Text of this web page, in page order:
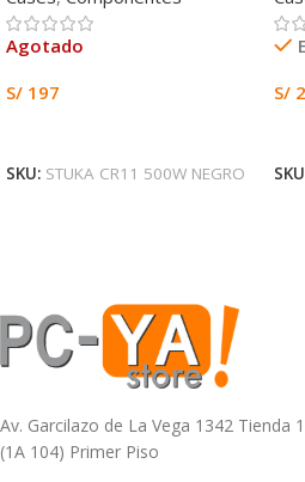
Agotado
S/ 197
SKU: STUKA CR11 500W NEGRO
S/
Av. Garcilazo de La Vega 1342 Tienda
(1A 104) Primer Piso